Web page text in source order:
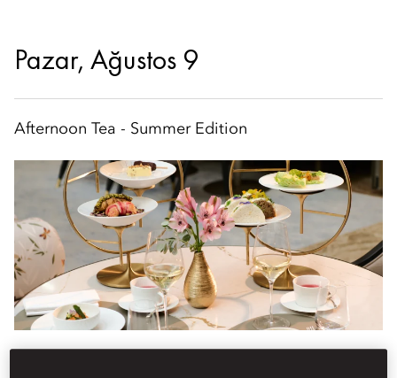
Pazar, Ağustos 9
Afternoon Tea - Summer Edition